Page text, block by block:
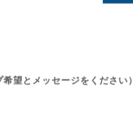
望とメッセージをください）